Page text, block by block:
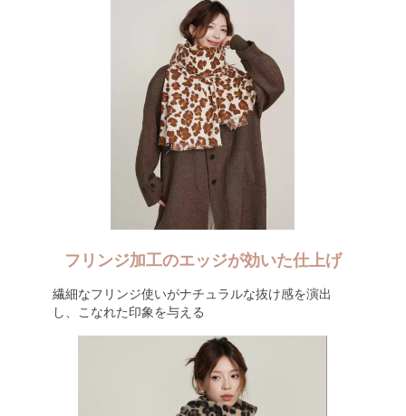
フリンジ加工のエッジが効いた仕上げ
繊細なフリンジ使いがナチュラルな抜け感を演出
し、こなれた印象を与える